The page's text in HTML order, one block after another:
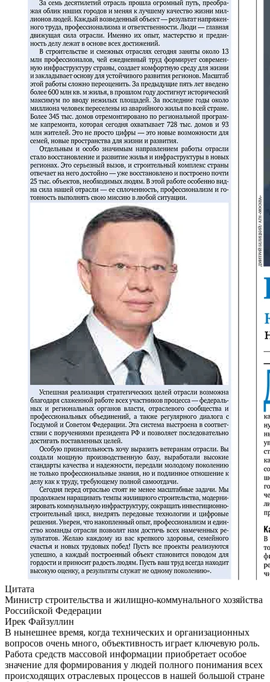
Цитата
Министр строительства и жилищно-коммунального хозяйства
Российской Федерации
Ирек Файзуллин
В нынешнее время, когда технических и организационных
вопросов очень много, объективность играет ключевую роль.
Работа средств массовой информации приобретает особое
значение для формирования у людей полного понимания всех
происходящих отраслевых процессов в нашей большой стране